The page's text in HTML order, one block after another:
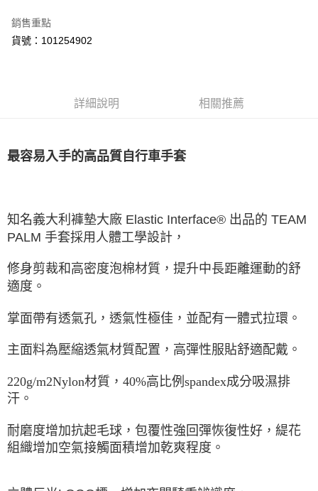
運送方式
【付款後7-11取貨】急件勿使用超取
宅配
每筆NT$100，滿NT$2,000(含以上)免運費
付款後門市自取
免運費
海外直寄/亞洲
銷售重點
貨號：101254902
詳細說明 相關推薦
最容易入手的高品質自行車手套
知名義大利褲墊大廠 Elastic Interface® 出品的 TEAM
PALM 手套採用人體工學設計，
修身剪裁和高密度泡棉材質，提升中長距離運動的舒
適度。
掌面帶有透氣孔，透氣性極佳，並配有一體式拉環。
主面料為壓縮透氣材質配置，高彈性服貼舒適配戴。
220g/m2Nylon材質， 40%高比例 spandex成分吸濕排
汗。
耐磨度增加抗起毛球， 包覆性強回彈恢復性好， 緹花
組織增加空氣接觸面積增加乾爽程度。